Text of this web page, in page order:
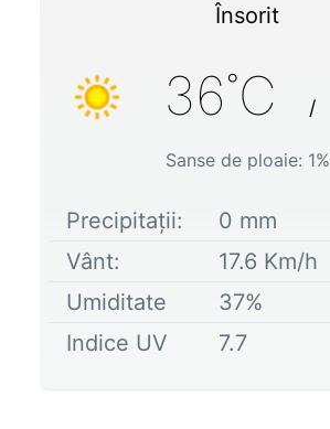
Însorit
36˚C /
Sanse de ploaie: 1%
Precipitații: 0 mm
Vânt:
17.6 Km/h
Umiditate
37%
Indice UV
7.7